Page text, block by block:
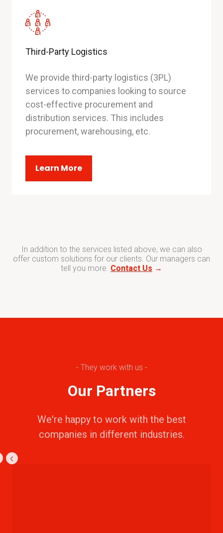
Third-Party Logistics
We provide third-party logistics (3PL)
services to companies looking to source
cost-effective procurement and
distribution services. This includes
procurement, warehousing, etc.
Learn More
In addition to the services listed above, we can also
offer custom solutions for our clients. Our managers can
tell you more. Contact Us →
- They work with us -
Our Partners
We're happy to work with the best
companies in different industries.